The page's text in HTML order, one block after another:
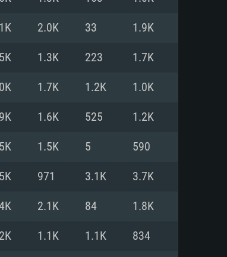
(64 bit)
Ryzen 5 3600 이상
상을 지원하는 Nvidia
11.0
은 지원하지 않습니
넷
체 클라이언트)
원하고, 최신 그래픽 드라
신 그래픽 드라이버를
월 미만; 최소사양 지원
2.0K 33 1.9K
1.3K 223 1.7K
1.7K 1.2K 1.0K
1.6K 525 1.2K
1.5K 5 590
971 3.1K 3.7K
2.1K 84 1.8K
1.1K 1.1K 834